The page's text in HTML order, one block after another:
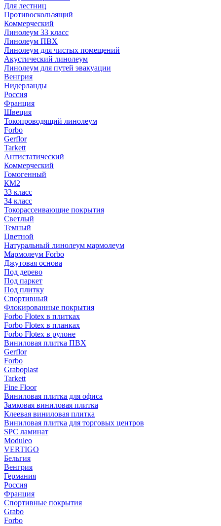
Для лестниц
Противоскользящий
Коммерческий
Линолеум 33 класс
Линолеум ПВХ
Линолеум для чистых помещений
Акустический линолеум
Линолеум для путей эвакуации
Венгрия
Нидерланды
Россия
Франция
Швеция
Токопроводящий линолеум
Forbo
Gerflor
Tarkett
Антистатический
Коммерческий
Гомогенный
КМ2
33 класс
34 класс
Токорассеивающие покрытия
Светлый
Темный
Цветной
Натуральный линолеум мармолеум
Мармолеум Forbo
Джутовая основа
Под дерево
Под паркет
Под плитку
Спортивный
Флокированные покрытия
Forbo Flotex в плитках
Forbo Flotex в планках
Forbo Flotex в рулоне
Виниловая плитка ПВХ
Gerflor
Forbo
Graboplast
Tarkett
Fine Floor
Виниловая плитка для офиса
Замковая виниловая плитка
Клеевая виниловая плитка
Виниловая плитка для торговых центров
SPC ламинат
Moduleo
VERTIGO
Бельгия
Венгрия
Германия
Россия
Франция
Спортивные покрытия
Grabo
Forbo